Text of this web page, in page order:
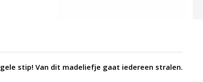
stip! Van dit madeliefje gaat iedereen stralen.